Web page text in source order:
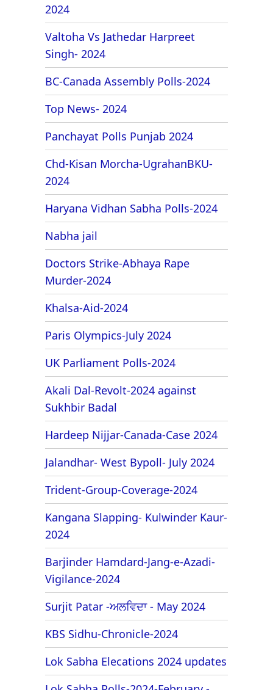
2024
Valtoha Vs Jathedar Harpreet
Singh- 2024
BC-Canada Assembly Polls-2024
Top News- 2024
Panchayat Polls Punjab 2024
Chd-Kisan Morcha-UgrahanBKU-
2024
Haryana Vidhan Sabha Polls-2024
Nabha jail
Doctors Strike-Abhaya Rape
Murder-2024
Khalsa-Aid-2024
Paris Olympics-July 2024
UK Parliament Polls-2024
Akali Dal-Revolt-2024 against
Sukhbir Badal
Hardeep Nijjar-Canada-Case 2024
Jalandhar- West Bypoll- July 2024
Trident-Group-Coverage-2024
Kangana Slapping- Kulwinder Kaur-
2024
Barjinder Hamdard-Jang-e-Azadi-
Vigilance-2024
Surjit Patar -ਅਲਵਿਦਾ - May 2024
KBS Sidhu-Chronicle-2024
Lok Sabha Elecations 2024 updates